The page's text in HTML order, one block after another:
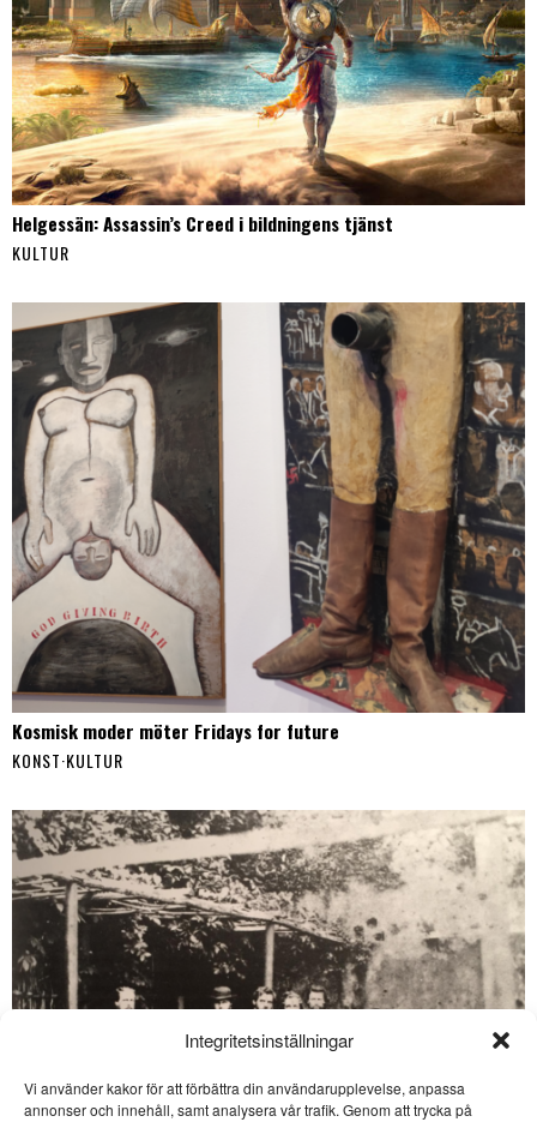
Integritetsinställningar
Vi använder kakor för att förbättra din användarupplevelse, anpassa
annonser och innehåll, samt analysera vår trafik. Genom att trycka på
Helgessän: Assassin’s Creed i bildningens tjänst
KULTUR
Kosmisk moder möter Fridays for future
KONST·KULTUR
SE ÄVEN